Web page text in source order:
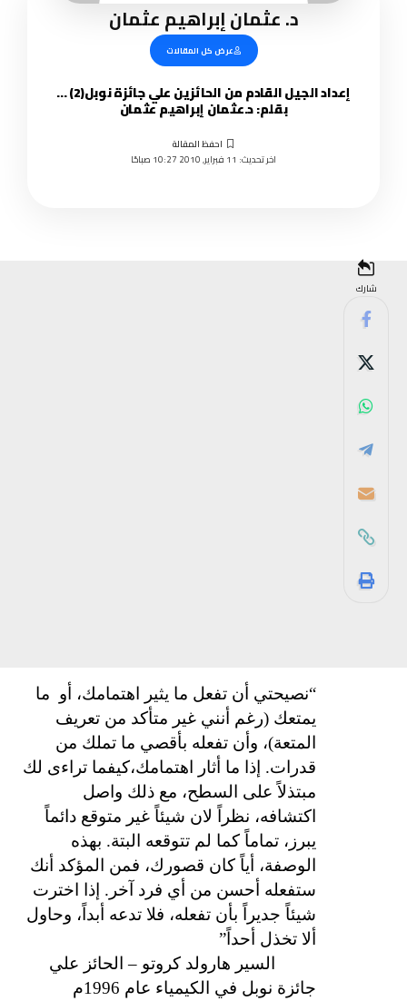
د. عثمان إبراهيم عثمان
عرض كل المقالات
إعداد الجيل القادم من الحائزين علي جائزة نوبل(2) …
بقلم: د.عثمان إبراهيم عثمان
اخر تحديث: 11 فبراير, 2010 10:27 صباحًا
شارك
“نصيحتي أن تفعل ما يثير اهتمامك، أو ما
يمتعك (رغم أنني غير متأكد من تعريف
المتعة)، وأن تفعله بأقصي ما تملك من
قدرات. إذا ما أثار اهتمامك،كيفما تراءى لك
مبتذلاً على السطح، مع ذلك واصل
اكتشافه، نظراً لان شيئاً غير متوقع دائماً
يبرز، تماماً كما لم تتوقعه البتة. بهذه
الوصفة، أياً كان قصورك، فمن المؤكد أنك
ستفعله أحسن من أي فرد آخر. إذا اخترت
شيئاً جديراً بأن تفعله، فلا تدعه أبداً، وحاول
ألا تخذل أحداً”
السير هارولد كروتو – الحائز علي
جائزة نوبل في الكيمياء عام 1996م